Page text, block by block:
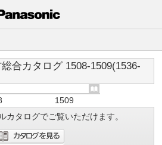
合カタログ 1508-1509(1536-
1509
カタログでご覧いただけます。